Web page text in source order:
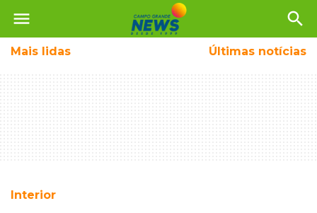
menu search
Mais lidas Últimas notícias
Interior